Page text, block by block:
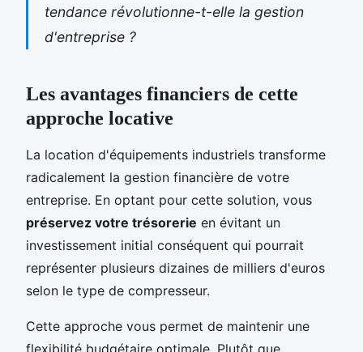
tendance révolutionne-t-elle la gestion
d'entreprise ?
Les avantages financiers de cette
approche locative
La location d'équipements industriels transforme
radicalement la gestion financière de votre
entreprise. En optant pour cette solution, vous
préservez votre trésorerie en évitant un
investissement initial conséquent qui pourrait
représenter plusieurs dizaines de milliers d'euros
selon le type de compresseur.
Cette approche vous permet de maintenir une
flexibilité budgétaire optimale. Plutôt que